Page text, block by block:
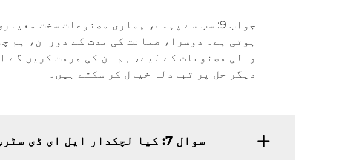
ہوتی ہے۔ دوسرا، ضمانت کی مدت کے دوران، ہم
والی مصنوعات کے لیے، ہم ان کی مرمت کریں
دیگر حل پر تبادلہ خیال کر سکتے ہیں۔
سوال 7: کیا لچکدار ایل ای ڈی سٹرپ لائٹ کے لیے آپ کی کوئی کم از کم آرڈر کی حد (ایم او کیو) ہے؟